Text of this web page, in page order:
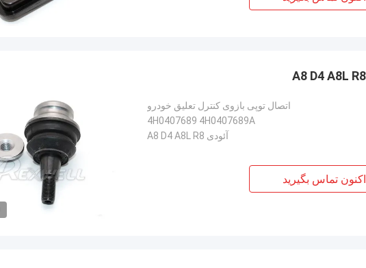
اتصال توپی بازوی کنترل تعلیق خودرو
4H0407689 4H0407689A
آئودی A8 D4 A8L R8
اکنون تماس بگیرید